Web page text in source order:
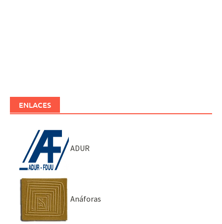
ENLACES
ADUR
Anáforas